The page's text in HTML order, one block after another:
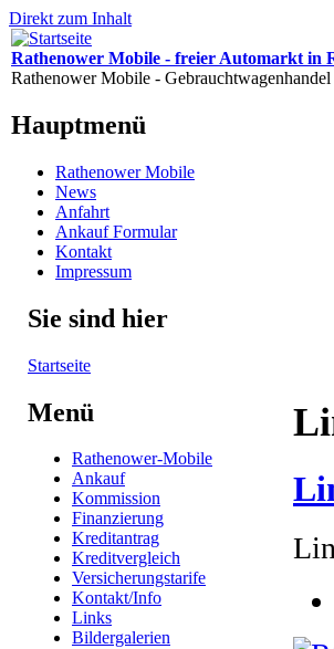
Direkt zum Inhalt
Rathenower Mobile - freier Automarkt in
Rathenower Mobile -
Hauptmenü
Rathenower Mobile
News
Anfahrt
Ankauf Formular
Kontakt
Impressum
Sie sind hier
Startseite
Menü
Rathenower-Mobile
Ankauf
Kommission
Finanzierung
Kreditantrag
Kreditvergleich
Versicherungstarife
Kontakt/Info
Links
Bildergalerien